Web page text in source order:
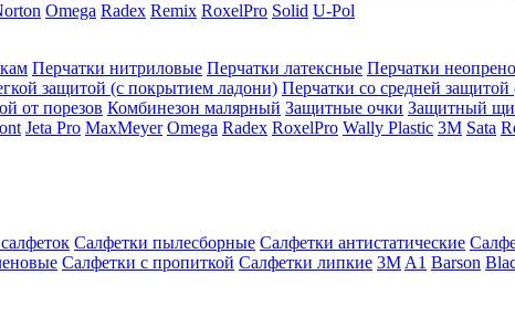
Omega Radex Remix RoxelPro Solid U-Pol
Перчатки нитриловые Перчатки латексные Перчатки
защитой (с покрытием ладони) Перчатки со средней
от порезов Комбинезон малярный Защитные очки Защитный
Jeta Pro MaxMeyer Omega Radex RoxelPro Wally Plastic 3M Sata
Салфетки пылесборные Салфетки антистатические
Салфетки с пропиткой Салфетки липкие 3M A1 Barson